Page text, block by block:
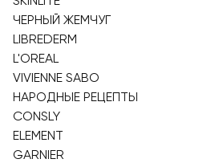
ЧЕРНЫЙ ЖЕМЧУГ
LIBREDERM
L'OREAL
VIVIENNE SABO
НАРОДНЫЕ РЕЦЕПТЫ
CONSLY
ELEMENT
GARNIER